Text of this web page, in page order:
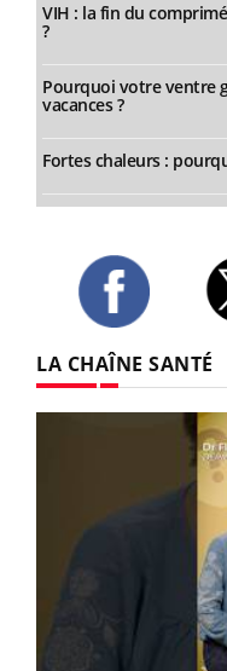
VIH : la fin du
?
Pourquoi votre ventre
vacances ?
Fortes chaleurs :
LA CHAÎNE SANTÉ